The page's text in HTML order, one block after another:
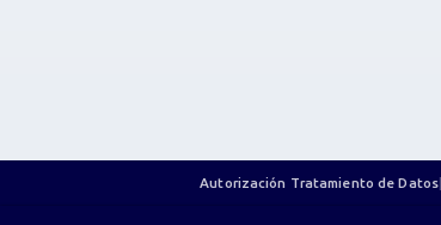
Autorización Tratamiento de Datos|